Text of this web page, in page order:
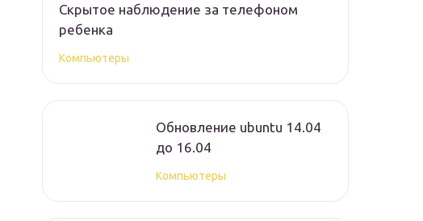
Скрытое наблюдение за телефоном
ребенка
Компьютеры
Обновление ubuntu 14.04
до 16.04
Компьютеры